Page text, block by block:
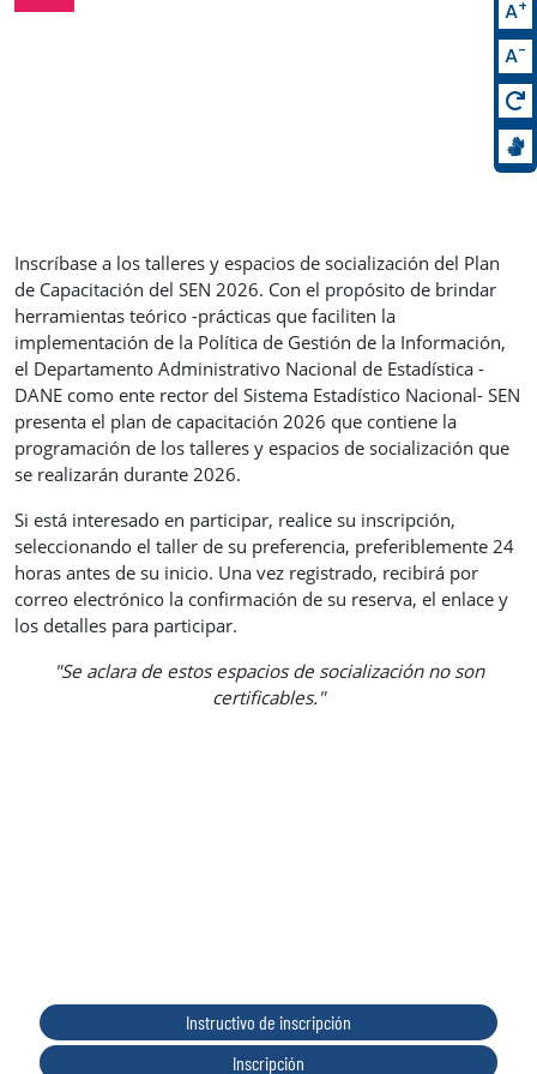
Inscríbase a los talleres y espacios de socialización del Plan
de Capacitación del SEN 2026. Con el propósito de brindar
herramientas teórico -prácticas que faciliten la
implementación de la Política de Gestión de la Información,
el Departamento Administrativo Nacional de Estadística -
DANE como ente rector del Sistema Estadístico Nacional- SEN
presenta el plan de capacitación 2026 que contiene la
programación de los talleres y espacios de socialización que
se realizarán durante 2026.
Si está interesado en participar, realice su inscripción,
seleccionando el taller de su preferencia, preferiblemente 24
horas antes de su inicio. Una vez registrado, recibirá por
correo electrónico la confirmación de su reserva, el enlace y
los detalles para participar.
"Se aclara de estos espacios de socialización no son
certificables."
Instructivo de inscripción
Inscripción
A+
A-